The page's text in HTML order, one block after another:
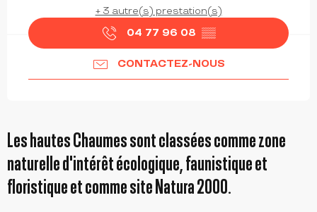
+ 3 autre(s) prestation(s)
04 77 96 08 ▒▒
CONTACTEZ-NOUS
Les hautes Chaumes sont classées comme zone
naturelle d'intérêt écologique, faunistique et
floristique et comme site Natura 2000.